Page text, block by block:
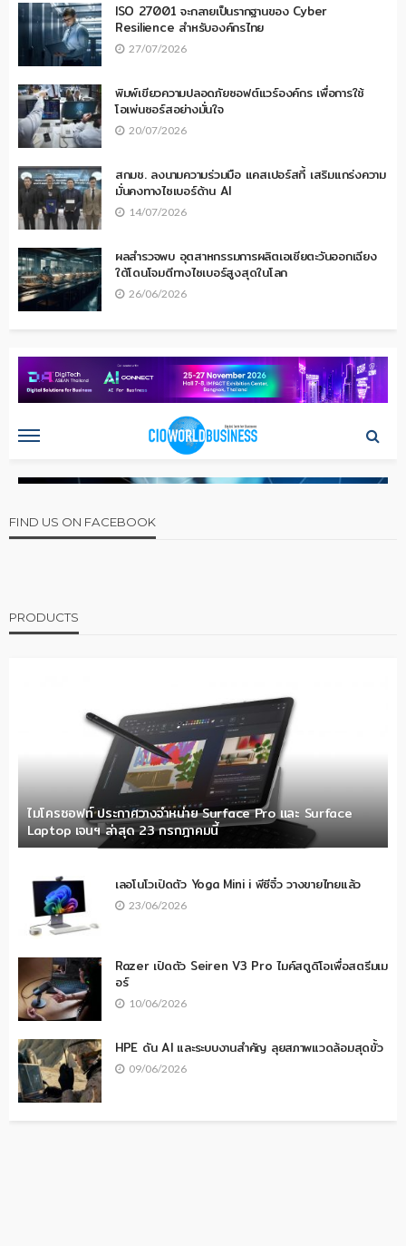
ISO 27001 จะกลายเป็นรากฐานของ Cyber
Resilience สำหรับองค์กรไทย
27/07/2026
พิมพ์เขียวความปลอดภัยซอฟต์แวร์องค์กร เพื่อการใช้
โอเพ่นซอร์สอย่างมั่นใจ
20/07/2026
สกมช. ลงนามความร่วมมือ แคสเปอร์สกี้ เสริมแกร่งความ
มั่นคงทางไซเบอร์ด้าน AI
14/07/2026
ผลสำรวจพบ อุตสาหกรรมการผลิตเอเชียตะวันออกเฉียง
ใต้โดนโจมตีทางไซเบอร์สูงสุดในโลก
26/06/2026
FIND US ON FACEBOOK
PRODUCTS
ไมโครซอฟท์ ประกาศวางจำหน่าย Surface Pro และ Surface
Laptop เจนฯ ล่าสุด 23 กรกฎาคมนี้
เลอโนโวเปิดตัว Yoga Mini i พีซีจิ๋ว วางขายไทยแล้ว
23/06/2026
Razer เปิดตัว Seiren V3 Pro ไมค์สตูดิโอเพื่อสตรีมเม
อร์
10/06/2026
HPE ดัน AI และระบบงานสำคัญ ลุยสภาพแวดล้อมสุดขั้ว
09/06/2026